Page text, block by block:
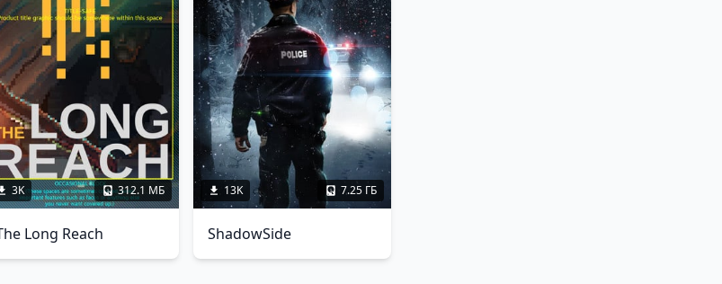
3K 312.1 МБ
Long Reach
13K 7.25 ГБ
ShadowSide